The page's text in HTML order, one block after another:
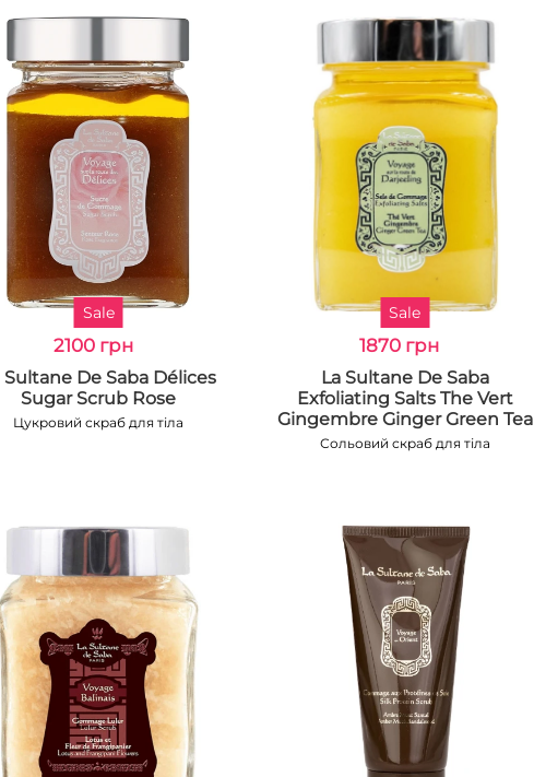
Sale
2100 грн
Sultane De Saba Délices
Sugar Scrub Rose
Цукровий скраб для тіла
Sale
1870 грн
La Sultane De Saba
Exfoliating Salts The Vert
Gingembre Ginger Green Tea
Сольовий скраб для тіла